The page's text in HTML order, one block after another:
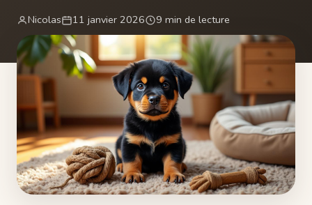
Nicolas 11 janvier 2026 9 min de lecture